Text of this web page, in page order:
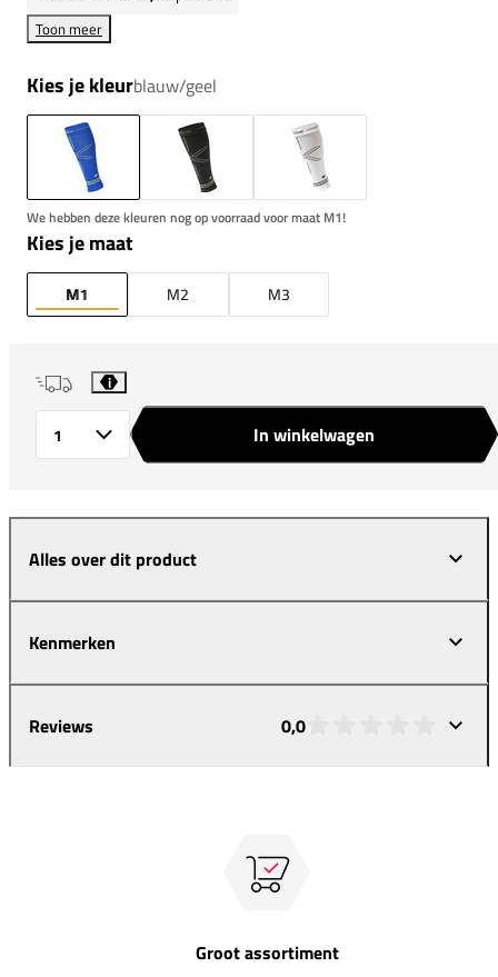
Toon meer
Kies je kleurblauw/geel
We hebben deze kleuren nog op voorraad voor maat M1!
Kies je maat
M1 M2 M3
i
In winkelwagen
Alles over dit product
Kenmerken
Reviews 0,0
Groot assortiment